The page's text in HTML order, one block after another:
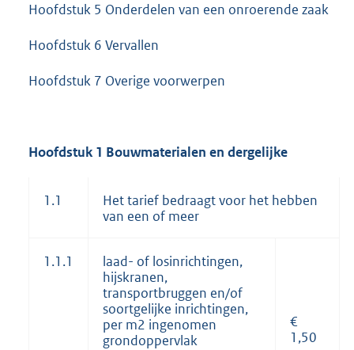
Hoofdstuk 5 Onderdelen van een onroerende zaak
Hoofdstuk 6 Vervallen
Hoofdstuk 7 Overige voorwerpen
Hoofdstuk 1 Bouwmaterialen en dergelijke
1.1
Het tarief bedraagt voor het hebben
van een of meer
1.1.1
laad- of losinrichtingen,
hijskranen,
transportbruggen en/of
soortgelijke inrichtingen,
per m2 ingenomen
grondoppervlak
€
1,50